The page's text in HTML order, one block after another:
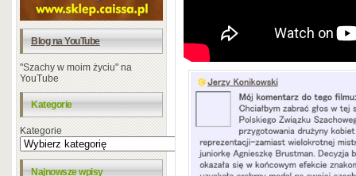
Blog na YouTube
"Szachy w moim życiu" na
YouTube
Kategorie
Kategorie
Najnowsze wpisy